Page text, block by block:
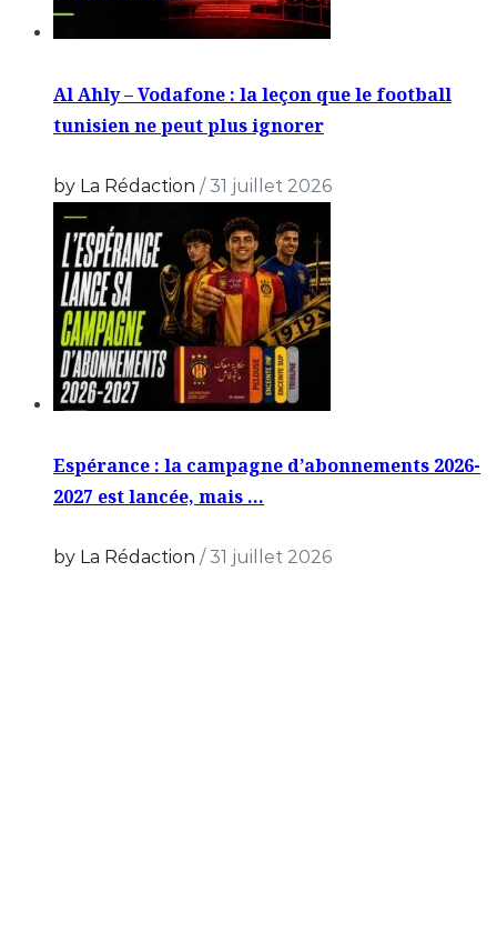
Al Ahly – Vodafone : la leçon que le football
tunisien ne peut plus ignorer
by La Rédaction /31 juillet 2026
Espérance : la campagne d’abonnements 2026-
2027 est lancée, mais …
by La Rédaction /31 juillet 2026